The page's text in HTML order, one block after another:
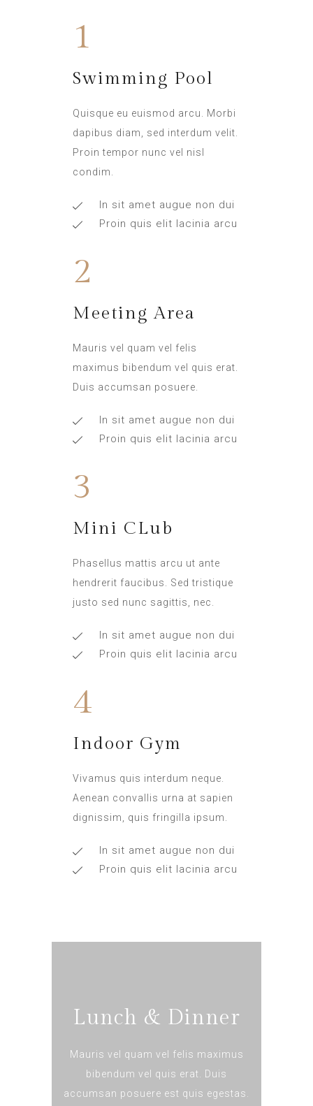
1
Swimming Pool
Quisque eu euismod arcu. Morbi
dapibus diam, sed interdum velit.
Proin tempor nunc vel nisl
condim.
In sit amet augue non dui
Proin quis elit lacinia arcu
2
Meeting Area
Mauris vel quam vel felis
maximus bibendum vel quis erat.
Duis accumsan posuere.
In sit amet augue non dui
Proin quis elit lacinia arcu
3
Mini CLub
Phasellus mattis arcu ut ante
hendrerit faucibus. Sed tristique
justo sed nunc sagittis, nec.
In sit amet augue non dui
Proin quis elit lacinia arcu
4
Indoor Gym
Vivamus quis interdum neque.
Aenean convallis urna at sapien
dignissim, quis fringilla ipsum.
In sit amet augue non dui
Proin quis elit lacinia arcu
Lunch & Dinner
Mauris vel quam vel felis maximus
bibendum vel quis erat. Duis
accumsan posuere est quis egestas.